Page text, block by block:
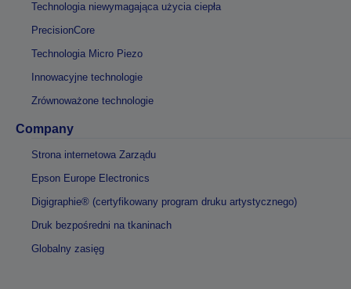
Technologia niewymagająca użycia ciepła
PrecisionCore
Technologia Micro Piezo
Innowacyjne technologie
Zrównoważone technologie
Company
Strona internetowa Zarządu
Epson Europe Electronics
Digigraphie® (certyfikowany program druku artystycznego)
Druk bezpośredni na tkaninach
Globalny zasięg